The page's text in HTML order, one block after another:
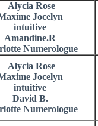
Alycia Rose
Jocelyn
intuitive
Amandine.R
Numerologue
Alycia Rose
Jocelyn
intuitive
David B.
Numerologue